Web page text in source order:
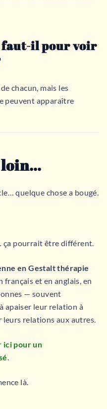
faut-il pour voir
chacun, mais les
peuvent apparaître
loin…
quelque chose a bougé.
ça pourrait être différent.
en Gestalt thérapie
français et en anglais, en
— souvent
apaiser leur relation à
relations aux autres.
ici pour un
.
là.